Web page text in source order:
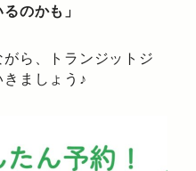
のかも」
ら、トランジットジ
ましょう♪